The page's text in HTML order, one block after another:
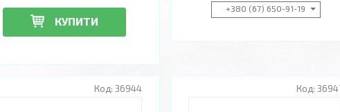
КУПИТИ
+380 (67) 650-91-19
36944